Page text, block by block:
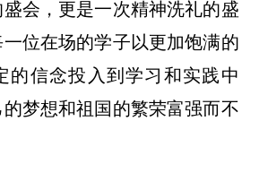
会，更是一次精神洗礼的盛
位在场的学子以更加饱满的
的信念投入到学习和实践中
梦想和祖国的繁荣富强而不